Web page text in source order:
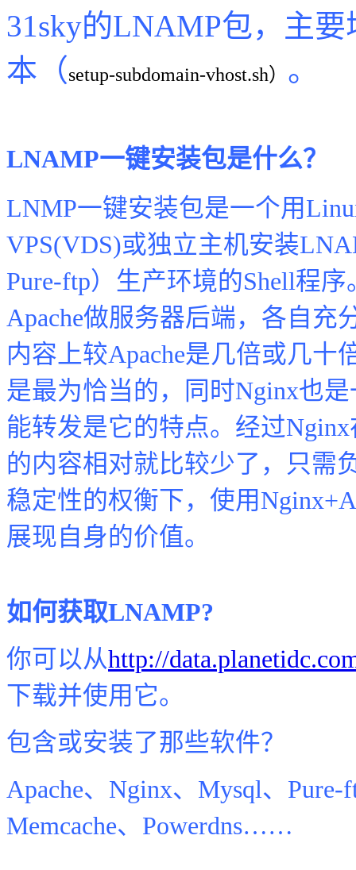
31sky的LNAMP包，主
本（setup-subdomain-vhost.sh） 。
LNAMP一键安装包是什么？
LNMP一键安装包是一个用
VPS(VDS)或独立主机安装
Pure-ftp）生产环境的Shell程
Apache做服务器后端，各自充
内容上较Apache是几倍或几
是最为恰当的，同时Nginx也
能转发是它的特点。经过
的内容相对就比较少了，只需
稳定性的权衡下，使用
展现自身的价值。
如何获取LNAMP?
你可以从http://
下载并使用它。
包含或安装了那些软件？
Apache、Nginx、Mysql、Pure-
Memcache、Powerdns……